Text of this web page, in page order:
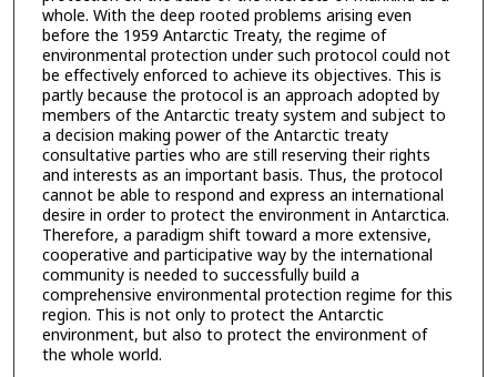
whole. With the deep rooted problems arising even
before the 1959 Antarctic Treaty, the regime of
environmental protection under such protocol could not
be effectively enforced to achieve its objectives. This is
partly because the protocol is an approach adopted by
members of the Antarctic treaty system and subject to
a decision making power of the Antarctic treaty
consultative parties who are still reserving their rights
and interests as an important basis. Thus, the protocol
cannot be able to respond and express an international
desire in order to protect the environment in Antarctica.
Therefore, a paradigm shift toward a more extensive,
cooperative and participative way by the international
community is needed to successfully build a
comprehensive environmental protection regime for this
region. This is not only to protect the Antarctic
environment, but also to protect the environment of
the whole world.